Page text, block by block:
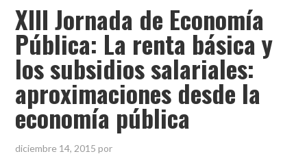
XIII Jornada de Economía
Pública: La renta básica y
los subsidios salariales:
aproximaciones desde la
economía pública
diciembre 14, 2015 por